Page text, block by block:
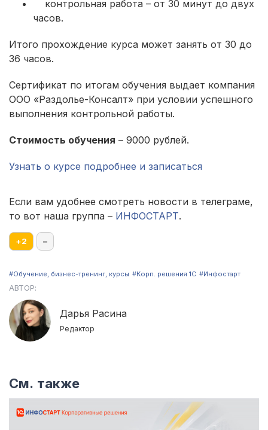
контрольная работа – от 30 минут до двух
часов.
Итого прохождение курса может занять от 30 до
36 часов.
Cертификат по итогам обучения выдает компания
ООО «Раздолье-Консалт» при условии успешного
выполнения контрольной работы.
Стоимость обучения – 9000 рублей.
Узнать о курсе подробнее и записаться
Если вам удобнее смотреть новости в телеграме,
то вот наша группа – ИНФОСТАРТ.
+2 –
#Обучение, бизнес-тренинг, курсы #Корп. решения 1С #Инфостарт
АВТОР:
Дарья Расина
Редактор
См. также